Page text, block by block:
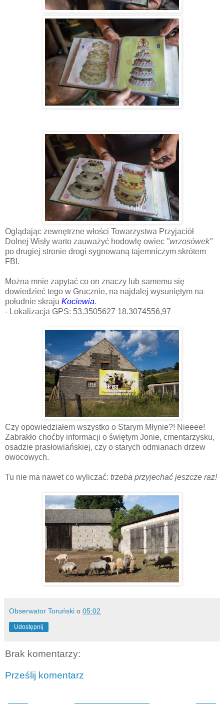
Oglądając zewnętrzne włości Towarzystwa Przyjaciół
Dolnej Wisły warto zauważyć hodowlę owiec "wrzosówek"
po drugiej stronie drogi sygnowaną tajemniczym skrótem
FBI.
Można mnie zapytać co on znaczy lub samemu się
dowiedzieć tego w Grucznie, na najdalej wysuniętym na
południe skraju Kociewia.
- Lokalizacja GPS: 53.3505627 18.3074556,97
Czy opowiedziałem wszystko o Starym Młynie?! Nieeee!
Zabrakło choćby informacji o świętym Jonie, cmentarzysku,
osadzie prasłowiańskiej, czy o starych odmianach drzew
owocowych.
Tu nie ma nawet co wyliczać: trzeba przyjechać jeszcze raz!
Obserwator Toruński o 05:02
Udostępnij
Brak komentarzy:
Prześlij komentarz